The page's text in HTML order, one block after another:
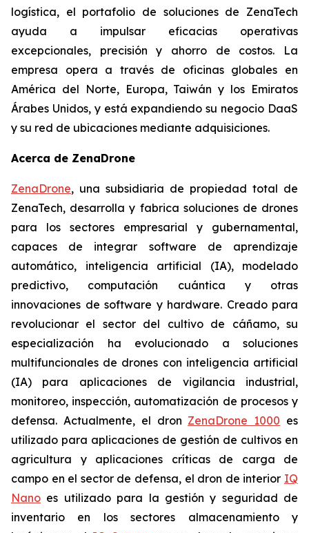
logística, el portafolio de soluciones de ZenaTech
ayuda a impulsar eficacias operativas
excepcionales, precisión y ahorro de costos. La
empresa opera a través de oficinas globales en
América del Norte, Europa, Taiwán y los Emiratos
Árabes Unidos, y está expandiendo su negocio DaaS
y su red de ubicaciones mediante adquisiciones.
Acerca de ZenaDrone
ZenaDrone, una subsidiaria de propiedad total de
ZenaTech, desarrolla y fabrica soluciones de drones
para los sectores empresarial y gubernamental,
capaces de integrar software de aprendizaje
automático, inteligencia artificial (IA), modelado
predictivo, computación cuántica y otras
innovaciones de software y hardware. Creado para
revolucionar el sector del cultivo de cáñamo, su
especialización ha evolucionado a soluciones
multifuncionales de drones con inteligencia artificial
(IA) para aplicaciones de vigilancia industrial,
monitoreo, inspección, automatización de procesos y
defensa. Actualmente, el dron ZenaDrone 1000 es
utilizado para aplicaciones de gestión de cultivos en
agricultura y aplicaciones críticas de carga de
campo en el sector de defensa, el dron de interior IQ
Nano es utilizado para la gestión y seguridad de
inventario en los sectores almacenamiento y